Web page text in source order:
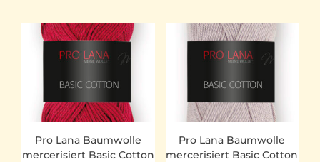
Pro Lana Baumwolle
mercerisiert Basic Cotton
Pro Lana Baumwolle
mercerisiert Basic Cotton